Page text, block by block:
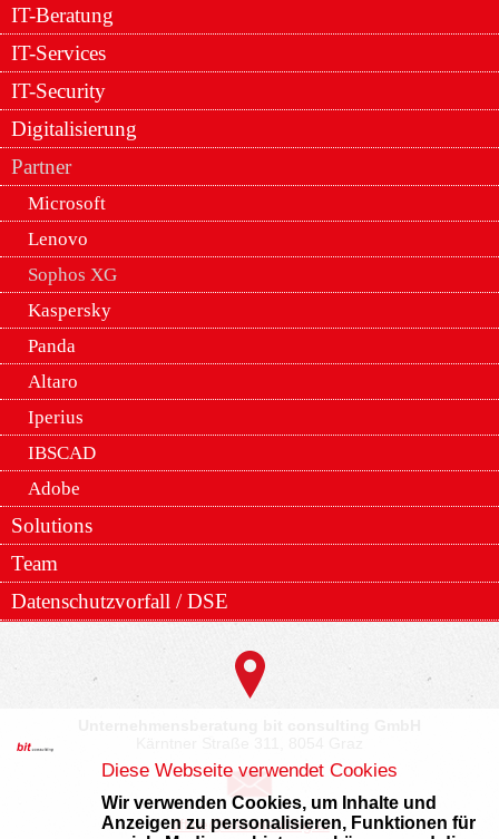
IT-Beratung
IT-Services
IT-Security
Digitalisierung
Partner
Microsoft
Lenovo
Sophos XG
Kaspersky
Panda
Altaro
Iperius
IBSCAD
Adobe
Solutions
Team
Datenschutzvorfall / DSE
office@bitconsulting.at
Diese Webseite verwendet Cookies
Wir verwenden Cookies, um Inhalte und
Anzeigen zu personalisieren, Funktionen für